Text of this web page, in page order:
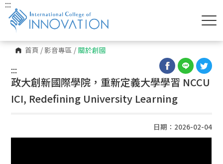
首頁 / 影音專區 / 關於創國
:::
:::
政大創新國際學院，重新定義大學學習 NCCU
ICI, Redefining University Learning
日期：2026-02-04